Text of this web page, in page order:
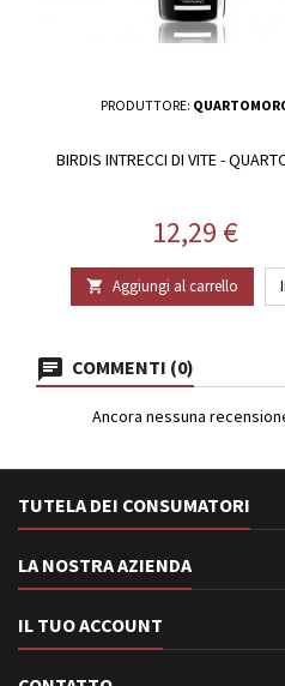
PRODUTTORE:
BIRDIS INTRECCI DI VITE -
Prezzo
12,29 €
 Aggiungi al carrello
COMMENTI (0)
Ancora nessuna
TUTELA DEI CONSUMATORI
LA NOSTRA AZIENDA
IL TUO ACCOUNT